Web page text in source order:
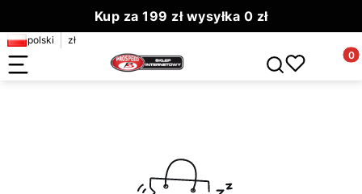
Kup za 199 zł wysyłka 0 zł
polski zł
Otwórz